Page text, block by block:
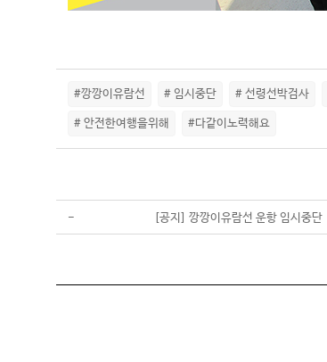
#깡깡이유람선 # 임시중단 # 선령선박검사
# 안전한여행을위해 #다같이노력해요
- [공지] 깡깡이유람선 운항 임시중단